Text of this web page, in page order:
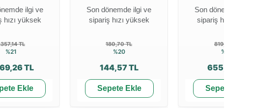
ilgi ve
hızı yüksek
TL
%21
TL
Ekle
Son dönemde ilgi ve
sipariş hızı yüksek
180,70 TL
%20
144,57 TL
Sepete Ekle
Son dönemde ilgi ve
sipariş hızı yüksek
819,72 TL
%20
655,78 TL
Sepete Ekle